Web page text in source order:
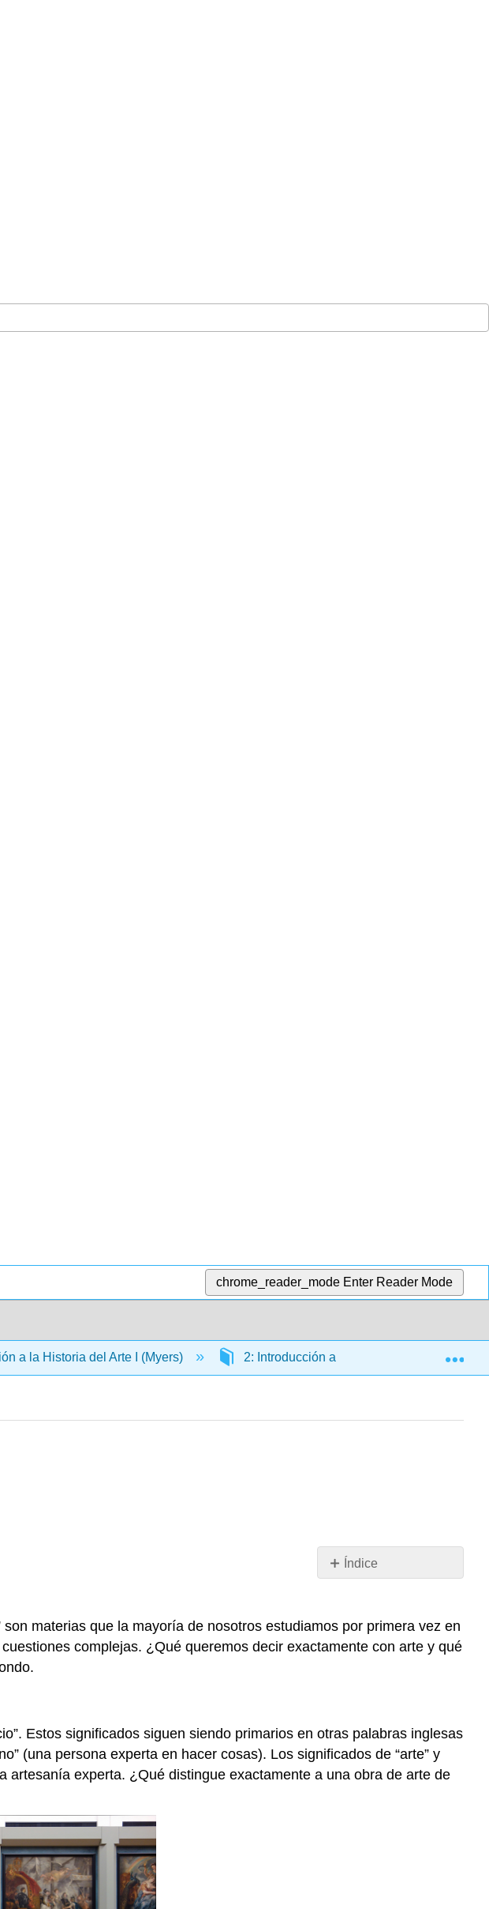
chrome_reader_mode Enter Reader Mode
a la Historia del Arte I (Myers) 2: Introducción a la Historia del Arte y
Índice
la
historia
del
dónde
va?
versus
materias que la mayoría de nosotros estudiamos por primera vez en
complejas. ¿Qué queremos decir exactamente con arte y qué
Estos significados siguen siendo primarios en otras palabras inglesas
(una persona experta en hacer cosas). Los significados de “arte” y
artesanía experta. ¿Qué distingue exactamente a una obra de arte de